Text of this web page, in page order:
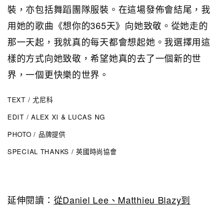
裝，亦包括舞蹈團隊服裝。在這場發佈會結尾，我
用她的歌曲《想你的365天》向她致敬。從她走的
那一天起，我就真的每天都會想起她。我選擇用這
樣的方式向她致敬，希望她真的去了一個新的世
界，一個更快樂的世界。
TEXT / 尤尼科
EDIT / ALEX XI & LUCAS NG
PHOTO / 品牌提供
SPECIAL THANKS / 英國時尚協會
延伸閱讀： 從Daniel Lee、Matthieu Blazy到